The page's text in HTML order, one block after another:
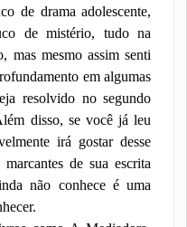
de drama adolescente,
de mistério, tudo na
mas mesmo assim senti
em algumas
resolvido no segundo
disso, se você já leu
irá gostar desse
de sua escrita
não conhece é uma